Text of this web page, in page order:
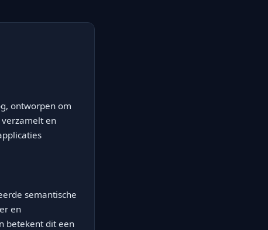
ontworpen om
en
semantische
en
betekent dit een